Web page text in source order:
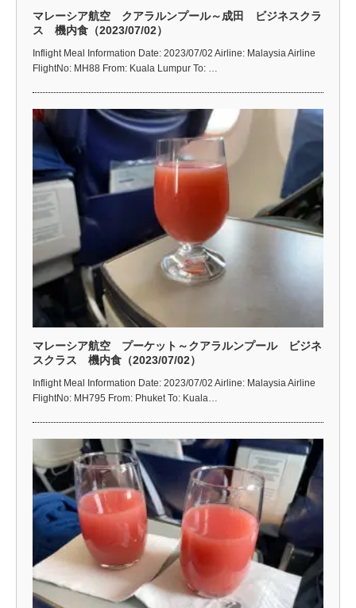
マレーシア航空 クアラルンプール～成田 ビジネスクラ
ス 機内食（2023/07/02）
Inflight Meal Information Date: 2023/07/02 Airline: Malaysia Airline
FlightNo: MH88 From: Kuala Lumpur To: …
マレーシア航空 プーケット～クアラルンプール ビジネ
スクラス 機内食（2023/07/02）
Inflight Meal Information Date: 2023/07/02 Airline: Malaysia Airline
FlightNo: MH795 From: Phuket To: Kuala…